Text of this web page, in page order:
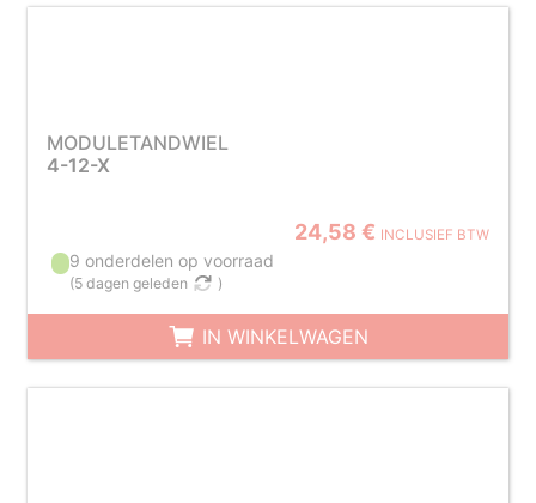
MODULETANDWIEL
4-12-X
24,58 € INCLUSIEF BTW
9 onderdelen op voorraad
(5 dagen geleden )
IN WINKELWAGEN